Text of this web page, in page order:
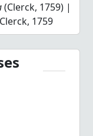
(Clerck, 1759) |
Clerck, 1759